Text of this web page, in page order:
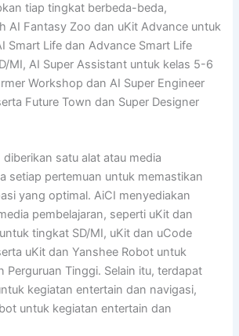
tiap tingkat berbeda-beda,
AI Fantasy Zoo dan uKit Advance untuk
Smart Life dan Advance Smart Life
MI, AI Super Assistant untuk kelas 5-6
Workshop dan AI Super Engineer
Future Town dan Super Designer
satu alat atau media
setiap pertemuan untuk memastikan
yang optimal. AiCI menyediakan
pembelajaran, seperti uKit dan
tingkat SD/MI, uKit dan uCode
uKit dan Yanshee Robot untuk
Perguruan Tinggi. Selain itu, terdapat
kegiatan entertain dan navigasi,
untuk kegiatan entertain dan